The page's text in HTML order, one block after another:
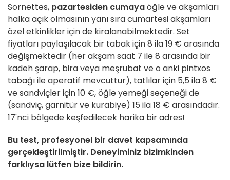
Sornettes, pazartesiden cumayaöğle ve akşamları
halka açık olmasının yanı sıra cumartesi akşamları
özel etkinlikler için de kiralanabilmektedir. Set
fiyatları paylaşılacak bir tabak için 8 ila 19 € arasında
değişmektedir (her akşam saat 7 ile 8 arasında bir
kadeh şarap, bira veya meşrubat ve o anki pintxos
tabağı ile aperatif mevcuttur), tatlılar için 5,5 ila 8 €
ve sandviçler için 10 €, öğle yemeği seçeneği de
(sandviç, garnitür ve kurabiye) 15 ila 18 € arasındadır.
17'nci bölgede keşfedilecek harika bir adres!
Bu test, profesyonel bir davet kapsamında
gerçekleştirilmiştir. Deneyiminiz bizimkinden
farklıysa lütfen bize bildirin.